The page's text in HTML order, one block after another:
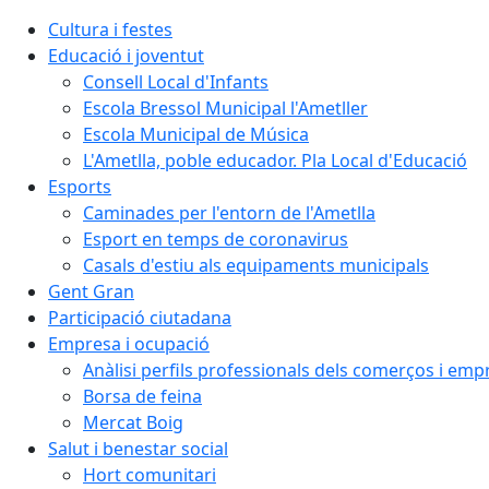
Cultura i festes
Educació i joventut
Consell Local d'Infants
Escola Bressol Municipal l'Ametller
Escola Municipal de Música
L'Ametlla, poble educador. Pla Local d'Educació
Esports
Caminades per l'entorn de l'Ametlla
Esport en temps de coronavirus
Casals d'estiu als equipaments municipals
Gent Gran
Participació ciutadana
Empresa i ocupació
Anàlisi perfils professionals dels comerços i
Borsa de feina
Mercat Boig
Salut i benestar social
Hort comunitari